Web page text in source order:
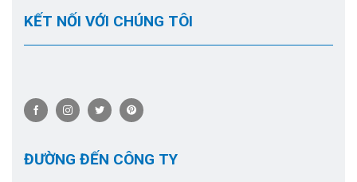
KẾT NỐI VỚI CHÚNG TÔI
ĐƯỜNG ĐẾN CÔNG TY